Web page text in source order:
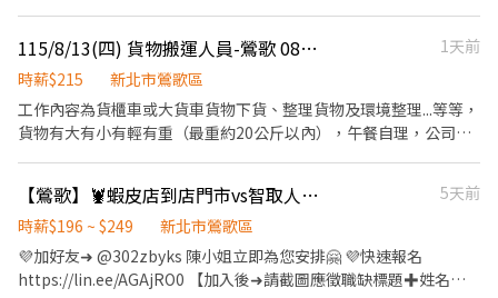
取店 新北市鶯歌區鶯桃路624號1樓 鶯歌鳳五 - 智取店 新北市鶯歌
區鳳五路6之1號1樓 鶯歌光明 - 智取店 新北市鶯歌區光明街100號1
樓 鶯歌國際 - 智取店 新北市鶯歌區國際二路6巷4號1樓 鶯歌鳳福 -
智取店 新北市鶯歌區鳳福路155號1樓 B鶯歌尖山 - 智取店 (多店區
域) 鶯歌永明 - 智取店 新北市鶯歌區永明街73-2號1樓 鶯歌南雅 - 智
取店 新北市鶯歌區南雅路13號1樓 鶯歌尖山 - 智取店 新北市鶯歌區
尖山路177號與179號1樓 鶯歌忠孝 - 智取店 新北市鶯歌區中正一路
262之3號1樓 鶯歌永智 - 智取店 新北市鶯歌區鶯桃路154號1樓 鶯歌
國中 - 智取店 新北市鶯歌區國中街86號1樓 👩有人店 鶯歌中正店 新
北市鶯歌區中正一路92號1樓 鶯歌中正二店 新北市鶯歌區中正三路
143號1樓 ❗面試皆為書審請預約,請勿到店點應徵❗
具灌入後倒掉 操作機台、上下料 久站、須搬重約20公斤 料有粉狀
會有粉塵 液態有化學味 ★廠區會提供安全鞋，做滿3天免費可帶走
115/8/13(四) 貨物搬運人員-鶯歌 08:30-17:30 另可半天
1天前
時薪$215
新北市鶯歌區
工作內容為貨櫃車或大貨車貨物下貨、整理貨物及環境整理...等等，
貨物有大有小有輕有重（最重約20公斤以內），午餐自理，公司備
08:30-12:30，中午不休息，工時4小時
【鶯歌】🦞蝦皮店到店門市vs智取人員⚡兼職首選⚡地點任選⚡錄取高GJ
5天前
時薪$196 ~ $249
新北市鶯歌區
💜加好友➜ @302zbyks 陳小姐立即為您安排🤗 💜快速報名
https://lin.ee/AGAjRO0 【加入後➜請截圖應徵職缺標題✚姓名✚